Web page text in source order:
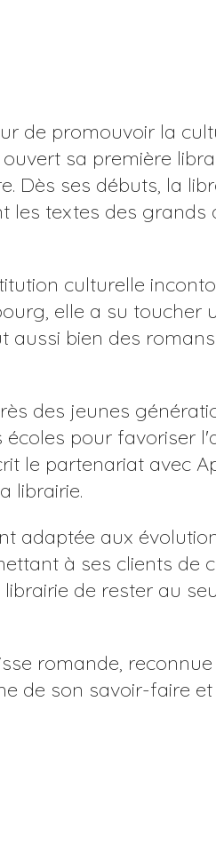
de promouvoir la
sa première
Dès ses débuts, la
les textes des
culturelle
elle a su
bien des
des jeunes
pour favoriser
le partenariat avec
librairie.
adaptée aux
à ses clients de
de rester au
romande,
de son savoir-faire